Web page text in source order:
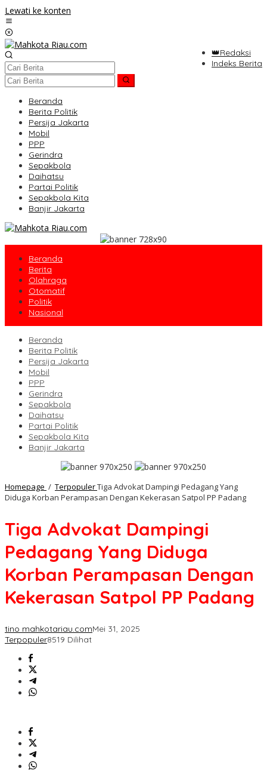
Lewati ke konten
👑Redaksi
Indeks Berita
Beranda
Berita Politik
Persija Jakarta
Mobil
PPP
Gerindra
Sepakbola
Daihatsu
Partai Politik
Sepakbola Kita
Banjir Jakarta
Beranda
Berita
Olahraga
Otomatif
Politik
Nasional
Beranda
Berita Politik
Persija Jakarta
Mobil
PPP
Gerindra
Sepakbola
Daihatsu
Partai Politik
Sepakbola Kita
Banjir Jakarta
Homepage / TerpopulerTiga Advokat Dampingi Pedagang Yang
Diduga Korban Perampasan Dengan Kekerasan Satpol PP Padang
Tiga Advokat Dampingi
Pedagang Yang Diduga
Korban Perampasan Dengan
Kekerasan Satpol PP Padang
tino mahkotariau.comMei 31, 2025
Terpopuler8519 Dilihat